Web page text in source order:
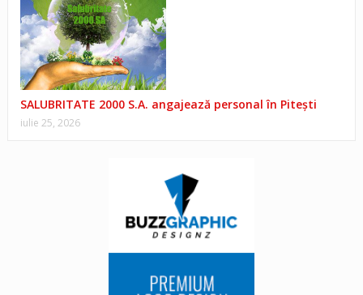
SALUBRITATE 2000 S.A. angajează personal în Pitești
iulie 25, 2026